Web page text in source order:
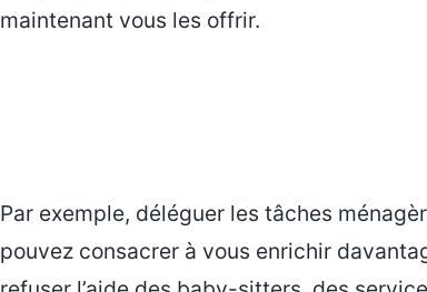
maintenant vous les offrir.
Par exemple, déléguer les tâches
pouvez consacrer à vous enrichir